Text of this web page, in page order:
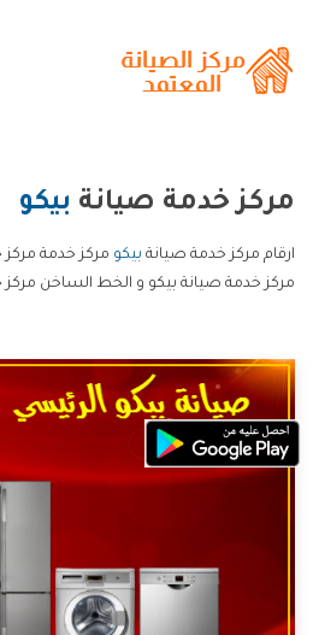
مركز خدمة صيانة بيكو
ارقام مركز خدمة صيانة بيكو مركز خدمة
مركز خدمة صيانة بيكو و الخط الساخن مركز